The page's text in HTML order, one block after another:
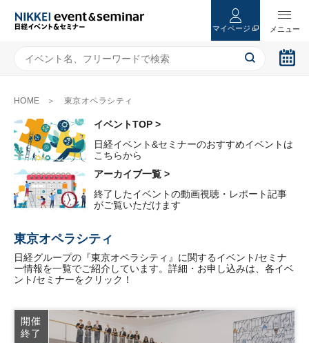
マイページ
HOME 東京オペラシティ
イベントTOP >
日経イベント&セミナーのおすすめイベントは
こちらから
アーカイブ一覧 >
終了したイベントの動画視聴・レポート記事
がご覧いただけます
東京オペラシティ
日経グループの『東京オペラシティ』に関するイベント/セミナ
ー情報を一覧でご紹介しています。詳細・お申し込みは、各イベ
ント/セミナーをクリック！
開催
終了